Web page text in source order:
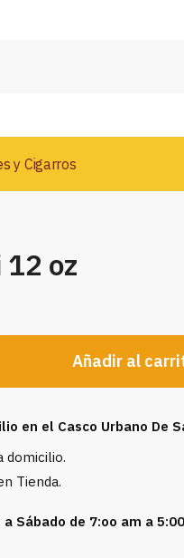
y Cigarros
oz
Añadir al
en el Casco Urbano De
domicilio.
Tienda.
a Sábado de 7:oo am a